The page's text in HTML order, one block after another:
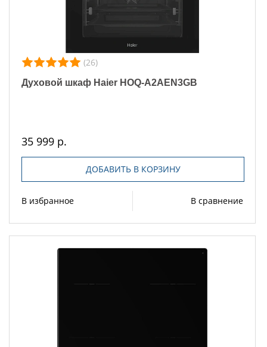
(26)
Духовой шкаф Haier HOQ-A2AEN3GB
35 999 р.
ДОБАВИТЬ В КОРЗИНУ
В избранное В сравнение